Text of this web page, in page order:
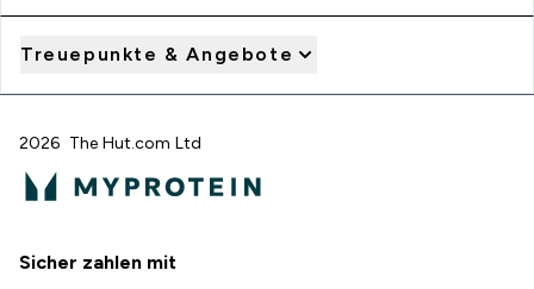
Treuepunkte & Angebote
2026 The Hut.com Ltd
Sicher zahlen mit